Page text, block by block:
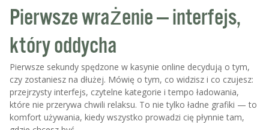
Pierwsze wrażenie — interfejs,
który oddycha
Pierwsze sekundy spędzone w kasynie online decydują o tym,
czy zostaniesz na dłużej. Mówię o tym, co widzisz i co czujesz:
przejrzysty interfejs, czytelne kategorie i tempo ładowania,
które nie przerywa chwili relaksu. To nie tylko ładne grafiki — to
komfort używania, kiedy wszystko prowadzi cię płynnie tam,